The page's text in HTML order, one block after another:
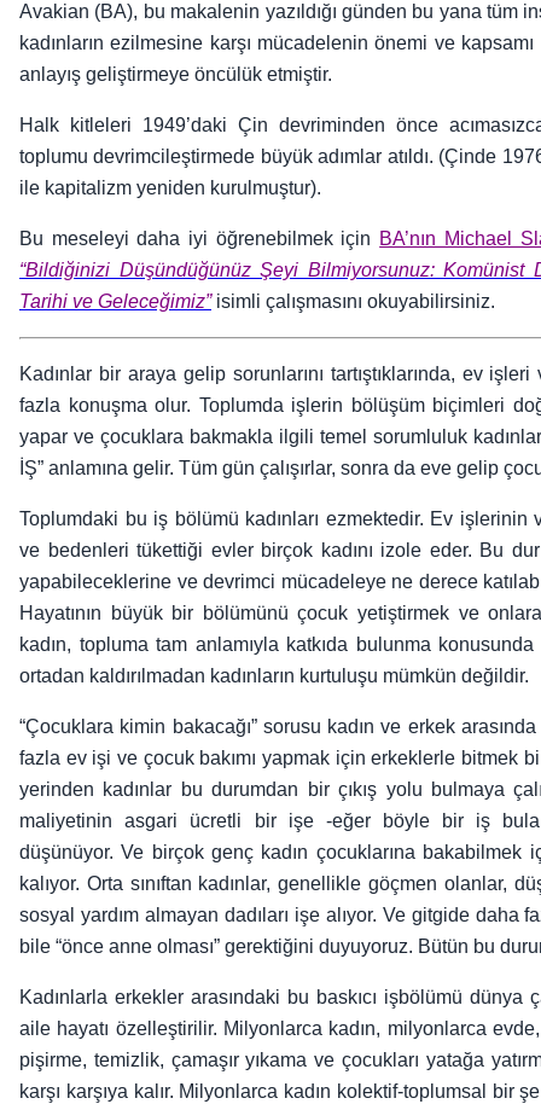
Avakian (BA), bu makalenin yazıldığı günden bu yana tüm
kadınların ezilmesine karşı mücadelenin önemi ve
anlayış geliştirmeye öncülük etmiştir.
Halk kitleleri 1949’daki Çin devriminden önce
toplumu devrimcileştirmede büyük adımlar atıldı. (Çinde
ile kapitalizm yeniden kurulmuştur).
Bu meseleyi daha iyi öğrenebilmek için BA’nın Michael
“Bildiğinizi Düşündüğünüz Şeyi Bilmiyorsunuz:
Tarihi ve Geleceğimiz”isimli çalışmasını okuyabilirsiniz.
Kadınlar bir araya gelip sorunlarını tartıştıklarında, ev
fazla konuşma olur. Toplumda işlerin bölüşüm biçimleri
yapar ve çocuklara bakmakla ilgili temel sorumluluk
İŞ” anlamına gelir. Tüm gün çalışırlar, sonra da eve gelip
Toplumdaki bu iş bölümü kadınları ezmektedir. Ev işlerinin
ve bedenleri tükettiği evler birçok kadını izole eder. Bu
yapabileceklerine ve devrimci mücadeleye ne derece
Hayatının büyük bir bölümünü çocuk yetiştirmek ve
kadın, topluma tam anlamıyla katkıda bulunma
ortadan kaldırılmadan kadınların kurtuluşu mümkün değildir.
“Çocuklara kimin bakacağı” sorusu kadın ve erkek
fazla ev işi ve çocuk bakımı yapmak için erkeklerle bitmek
yerinden kadınlar bu durumdan bir çıkış yolu bulmaya
maliyetinin asgari ücretli bir işe -eğer böyle bir iş
düşünüyor. Ve birçok genç kadın çocuklarına
kalıyor. Orta sınıftan kadınlar, genellikle göçmen olanlar,
sosyal yardım almayan dadıları işe alıyor. Ve gitgide daha
bile “önce anne olması” gerektiğini duyuyoruz. Bütün bu
Kadınlarla erkekler arasındaki bu baskıcı işbölümü
aile hayatı özelleştirilir. Milyonlarca kadın, milyonlarca
pişirme, temizlik, çamaşır yıkama ve çocukları yatağa
karşı karşıya kalır. Milyonlarca kadın kolektif-toplumsal bir